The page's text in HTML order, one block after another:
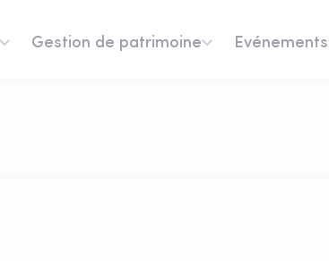
Gestion de patrimoine Evénements